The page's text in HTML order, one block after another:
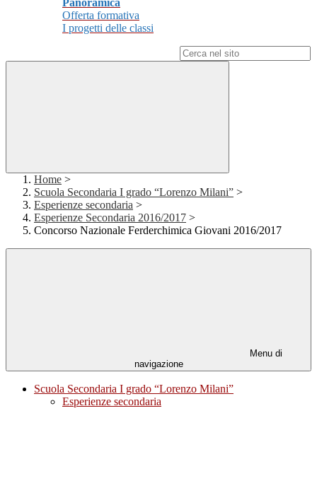
Panoramica
Offerta formativa
I progetti delle classi
Home >
Scuola Secondaria I grado “Lorenzo Milani” >
Esperienze secondaria >
Esperienze Secondaria 2016/2017 >
Concorso Nazionale Ferderchimica Giovani 2016/2017
Menu di
navigazione
Scuola Secondaria I grado “Lorenzo Milani”
Esperienze secondaria